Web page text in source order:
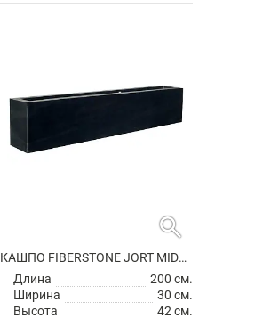
search
КАШПО FIBERSTONE JORT MIDDLE HIGH BLACK
Длина
200 см.
Ширина
30 см.
Высота
42 см.